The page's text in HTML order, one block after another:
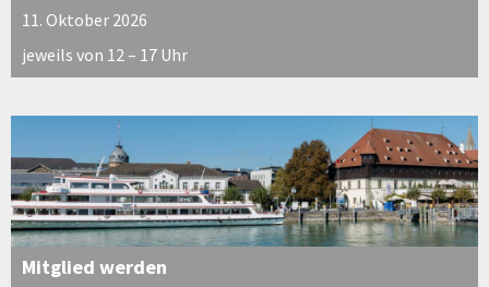
11. Oktober 2026
jeweils von 12 – 17 Uhr
Mitglied werden